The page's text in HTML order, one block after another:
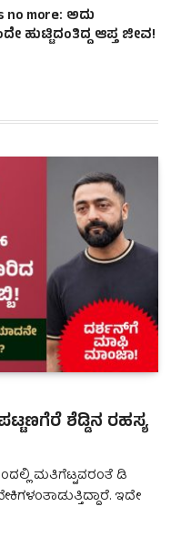
no more: ಅದು
ಹುಟ್ಟಿದಂತಿದ್ದ ಆಪ್ತ ಜೀವ!
ಶೆಡ್ಡಿನ ರಹಸ್ಯ
ಮತಿಗೆಟ್ಟವರಂತೆ ಡಿ
ಇದೇ